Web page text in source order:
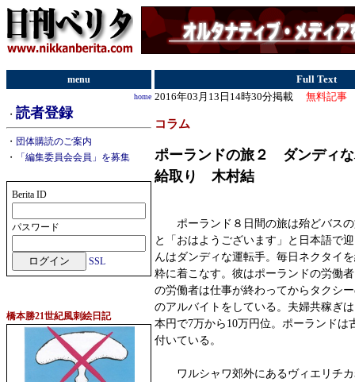
menu
home
・ 読者登録
・ 団体購読のご案内
・
「編集委員会会員」を募集
Berita ID
パスワード
SSL
橋本勝21世紀風刺絵日記
Full Text
2016年03月13日14時30分掲載 無料記事
コラム
ポーランドの旅２ ダンディ
給取り 木村結
ポーランド８日間の旅は殆どバスの
と「おはようございます」と日本語で
んはダンディな運転手。毎日ネクタイ
粋に着こなす。彼はポーランドの労働
の労働者は仕事が終わってからタクシ
のアルバイトをしている。夫婦共稼ぎ
本円で7万から10万円位。ポーランドは
付いている。
ワルシャワ郊外にあるヴィエリチカ